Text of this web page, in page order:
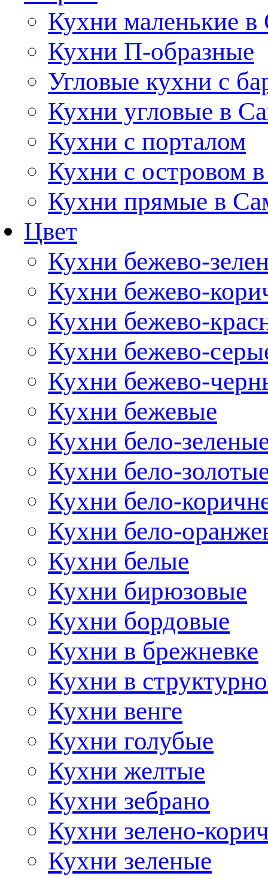
Кухни маленькие в
Кухни П-образные
Угловые кухни с
Кухни угловые в
Кухни с порталом
Кухни с островом
Кухни прямые в
Цвет
Кухни бежево-
Кухни бежево-
Кухни бежево-
Кухни бежево-
Кухни бежево-
Кухни бежевые
Кухни бело-
Кухни бело-
Кухни бело-
Кухни бело-
Кухни белые
Кухни бирюзовые
Кухни бордовые
Кухни в брежневке
Кухни в
Кухни венге
Кухни голубые
Кухни желтые
Кухни зебрано
Кухни зелено-
Кухни зеленые